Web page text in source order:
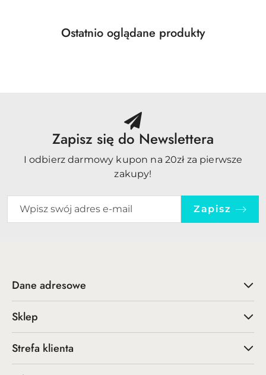
Pomiń karuzelę produktów
Produkty
Ostatnio oglądane produkty
Zapisz się do Newslettera
I odbierz darmowy kupon na 20zł za pierwsze
zakupy!
Zapisz
Dane adresowe
Sklep
Strefa klienta